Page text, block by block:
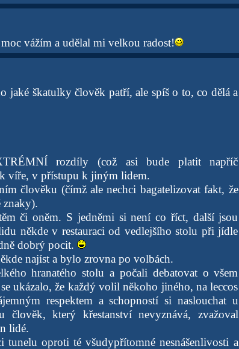
vážím a udělal mi velkou radost!
škatulky člověk patří, ale spíš o to, co dělá a
rozdíly (což asi bude platit napříč
víře, v přístupu k jiným lidem.
člověku (čímž ale nechci bagatelizovat fakt, že
znaky).
či oněm. S jedněmi si není co říct, další jsou
někde v restauraci od vedlejšího stolu při jídle
dobrý pocit.
najíst a bylo zrovna po volbách.
hranatého stolu a počali debatovat o všem
ukázalo, že každý volil někoho jiného, na leccos
respektem a schopností si naslouchat u
který křestanství nevyznává, zvažoval
lidé.
oproti té všudypřítomné nesnášenlivosti a